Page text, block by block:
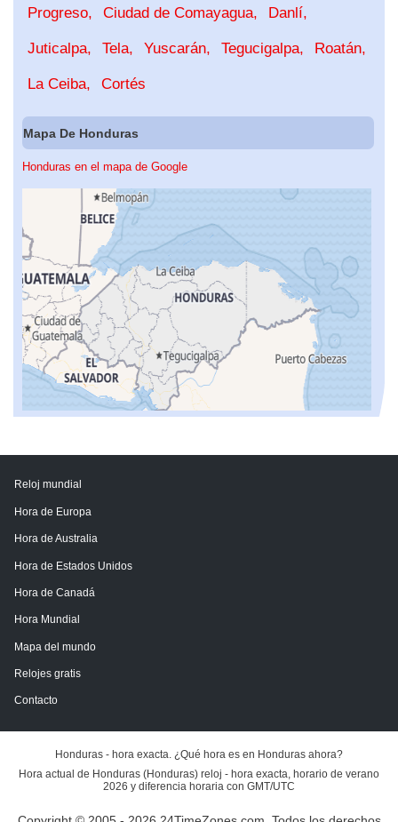
Progreso Ciudad de Comayagua Danlí
Juticalpa Tela Yuscarán Tegucigalpa Roatán
La Ceiba Cortés
Mapa De Honduras
Honduras en el mapa de Google
Reloj mundial
Hora de Europa
Hora de Australia
Hora de Estados Unidos
Hora de Canadá
Hora Mundial
Mapa del mundo
Relojes gratis
Contacto
Honduras - hora exacta. ¿Qué hora es en Honduras ahora?
Hora actual de Honduras (Honduras) reloj - hora exacta, horario de verano
2026 y diferencia horaria con GMT/UTC